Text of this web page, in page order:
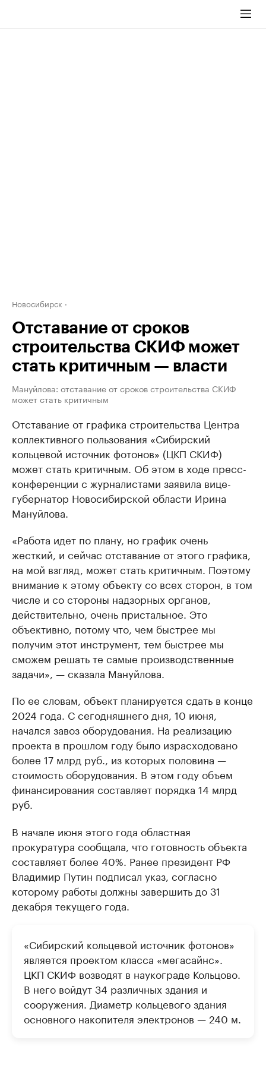
Новосибирск
Отставание от сроков
строительства СКИФ может
стать критичным — власти
Мануйлова: отставание от сроков строительства СКИФ
может стать критичным
Отставание от графика строительства Центра
коллективного пользования «Сибирский
кольцевой источник фотонов» (ЦКП СКИФ)
может стать критичным. Об этом в ходе пресс-
конференции с журналистами заявила вице-
губернатор Новосибирской области Ирина
Мануйлова.
«Работа идет по плану, но график очень
жесткий, и сейчас отставание от этого графика,
на мой взгляд, может стать критичным. Поэтому
внимание к этому объекту со всех сторон, в том
числе и со стороны надзорных органов,
действительно, очень пристальное. Это
объективно, потому что, чем быстрее мы
получим этот инструмент, тем быстрее мы
сможем решать те самые производственные
задачи», — сказала Мануйлова.
По ее словам, объект планируется сдать в конце
2024 года. С сегодняшнего дня, 10 июня,
начался завоз оборудования. На реализацию
проекта в прошлом году было израсходовано
более 17 млрд руб., из которых половина —
стоимость оборудования. В этом году объем
финансирования составляет порядка 14 млрд
руб.
В начале июня этого года областная
прокуратура сообщала, что готовность объекта
составляет более 40%. Ранее президент РФ
Владимир Путин подписал указ, согласно
которому работы должны завершить до 31
декабря текущего года.
«Сибирский кольцевой источник фотонов»
является проектом класса «мегасайнс».
ЦКП СКИФ возводят в наукограде Кольцово.
В него войдут 34 различных здания и
сооружения. Диаметр кольцевого здания
основного накопителя электронов — 240 м.